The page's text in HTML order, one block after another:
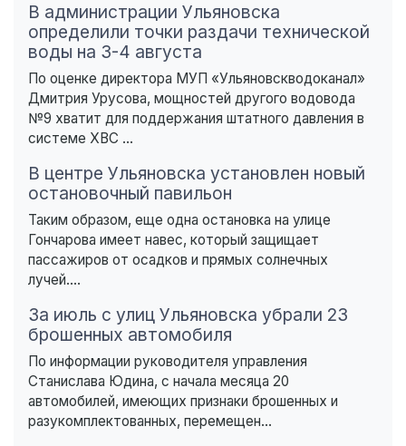
В администрации Ульяновска
определили точки раздачи технической
воды на 3-4 августа
По оценке директора МУП «Ульяновскводоканал»
Дмитрия Урусова, мощностей другого водовода
№9 хватит для поддержания штатного давления в
системе ХВС ...
В центре Ульяновска установлен новый
остановочный павильон
Таким образом, еще одна остановка на улице
Гончарова имеет навес, который защищает
пассажиров от осадков и прямых солнечных
лучей....
За июль с улиц Ульяновска убрали 23
брошенных автомобиля
По информации руководителя управления
Станислава Юдина, с начала месяца 20
автомобилей, имеющих признаки брошенных и
разукомплектованных, перемещен...